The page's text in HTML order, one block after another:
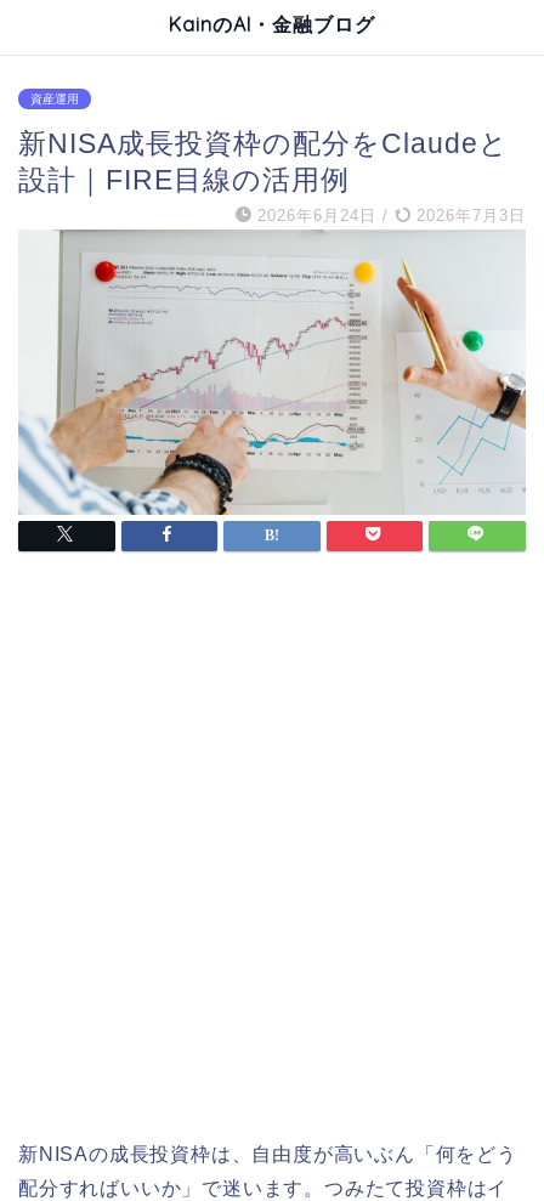
KainのAI・金融ブログ
資産運用
新NISA成長投資枠の配分をClaudeと
設計｜FIRE目線の活用例
2026年6月24日 / 2026年7月3日
新NISAの成長投資枠は、自由度が高いぶん「何をどう
配分すればいいか」で迷います。つみたて投資枠はイ